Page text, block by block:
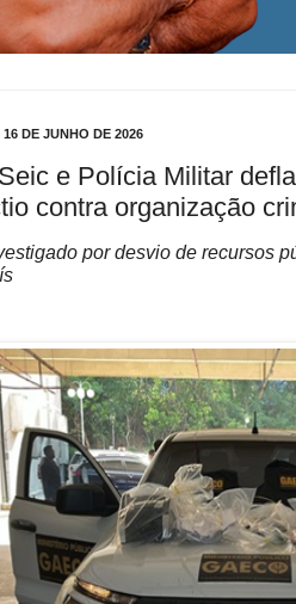
DE JUNHO DE 2026
e Polícia Militar
contra organização
por desvio de recursos